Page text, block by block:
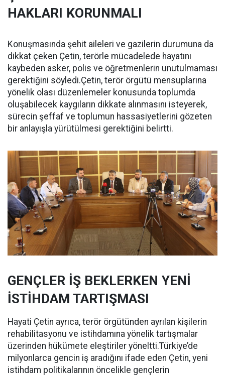
HAKLARI KORUNMALI
Konuşmasında şehit aileleri ve gazilerin durumuna da
dikkat çeken Çetin, terörle mücadelede hayatını
kaybeden asker, polis ve öğretmenlerin unutulmaması
gerektiğini söyledi.Çetin, terör örgütü mensuplarına
yönelik olası düzenlemeler konusunda toplumda
oluşabilecek kaygıların dikkate alınmasını isteyerek,
sürecin şeffaf ve toplumun hassasiyetlerini gözeten
bir anlayışla yürütülmesi gerektiğini belirtti.
GENÇLER İŞ BEKLERKEN YENİ
İSTİHDAM TARTIŞMASI
Hayati Çetin ayrıca, terör örgütünden ayrılan kişilerin
rehabilitasyonu ve istihdamına yönelik tartışmalar
üzerinden hükümete eleştiriler yöneltti.Türkiye’de
milyonlarca gencin iş aradığını ifade eden Çetin, yeni
istihdam politikalarının öncelikle gençlerin